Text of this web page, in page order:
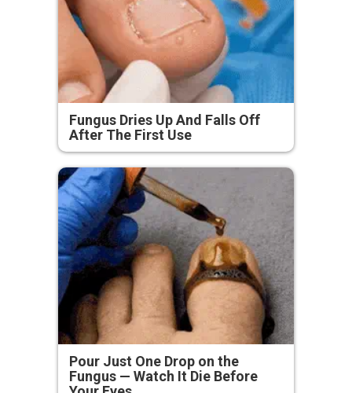
Fungus Dries Up And Falls Off
After The First Use
Pour Just One Drop on the
Fungus — Watch It Die Before